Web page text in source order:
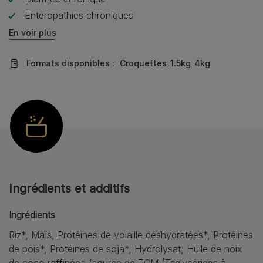
Entéropathies chroniques
En voir plus
Formats disponibles : Croquettes 1.5kg 4kg
Ingrédients et additifs
Ingrédients
Riz*, Maïs, Protéines de volaille déshydratées*, Protéines
de pois*, Protéines de soja*, Hydrolysat, Huile de noix